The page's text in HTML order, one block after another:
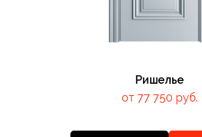
Ришелье
от 77 750 руб.